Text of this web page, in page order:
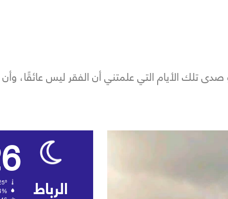
الأيام التي علمتني أن الفقر ليس عائقًا، وأن
الرباط